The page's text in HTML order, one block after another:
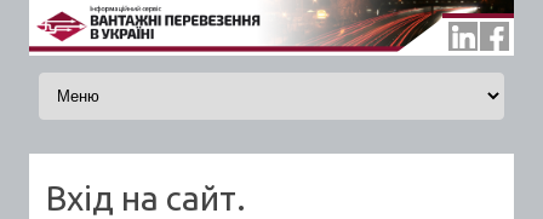
Skip to content
Вхід на сайт.